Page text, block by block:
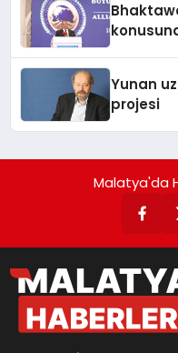
Yunan
projesi
Malatya'da